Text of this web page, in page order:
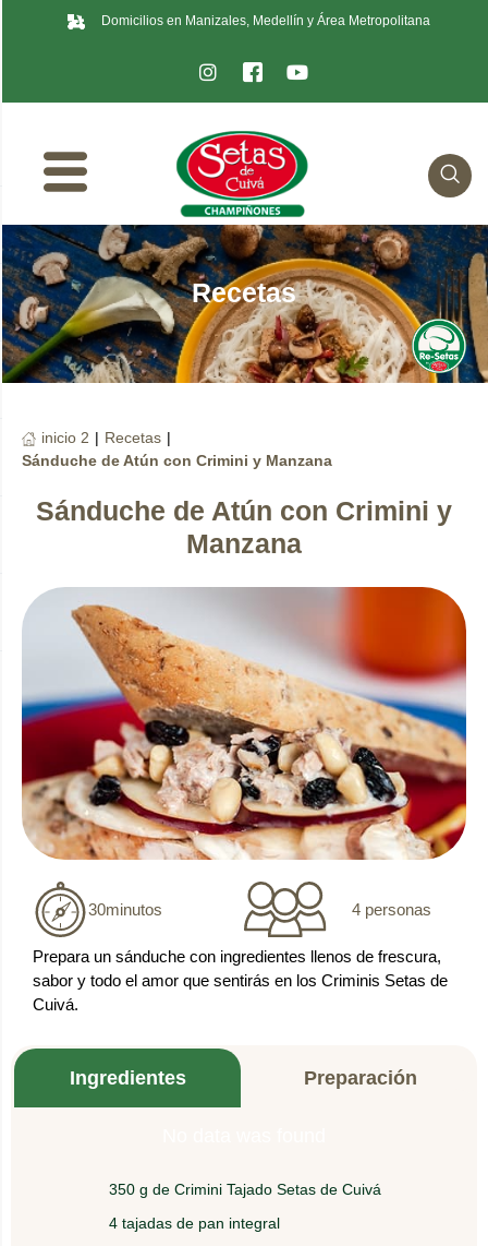
Domicilios en Manizales, Medellín y Área Metropolitana
Recetas
inicio 2 | Recetas |
Sánduche de Atún con Crimini y Manzana
Sánduche de Atún con Crimini y
Manzana
30minutos 4 personas
Prepara un sánduche con ingredientes llenos de frescura,
sabor y todo el amor que sentirás en los Criminis Setas de
Cuivá.
Ingredientes Preparación
350 g de Crimini Tajado Setas de Cuivá
4 tajadas de pan integral
en jugo de naranja por 20 minutos.